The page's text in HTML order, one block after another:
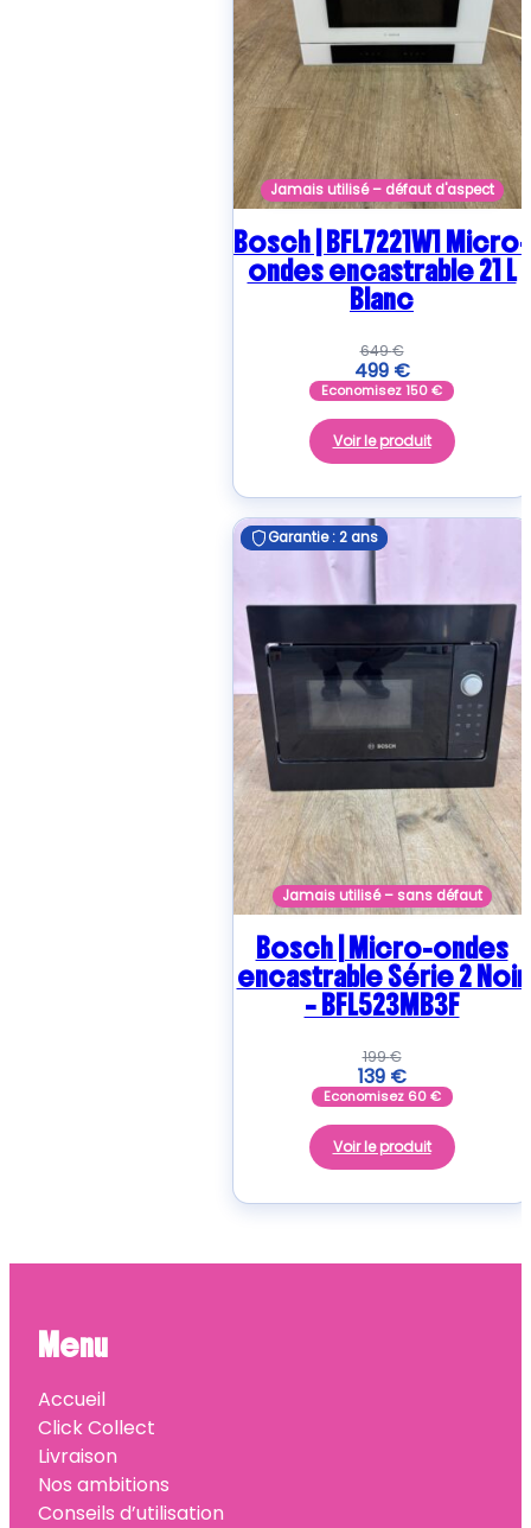
Jamais utilisé – défaut d'aspect
Bosch | BFL7221W1 Micro-
ondes encastrable 21 L
Blanc
649€
499 €
Economisez150€
Voir le produit
Garantie : 2 ans
Jamais utilisé – sans défaut
Garantie : 2 ans
Bosch | Micro-ondes
encastrable Série 2 Noir
– BFL523MB3F
199€
139 €
Economisez 60€
Voir le produit
Menu
Accueil
Click Collect
Livraison
Nos ambitions
Conseils d’utilisation